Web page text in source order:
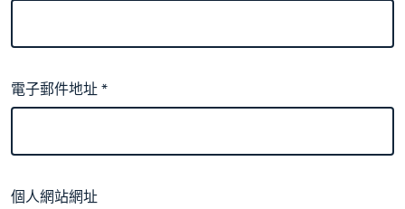
電子郵件地址*
個人網站網址